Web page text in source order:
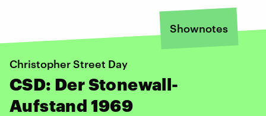
Shownotes
Christopher Street Day
CSD: Der Stonewall-
Aufstand 1969